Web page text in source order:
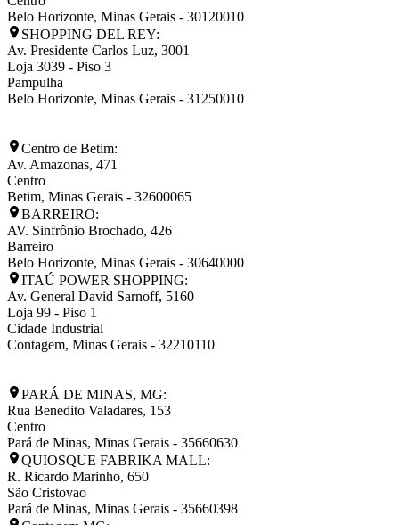
Belo Horizonte, Minas Gerais - 30120010
SHOPPING DEL REY:
Av. Presidente Carlos Luz, 3001
Loja 3039 - Piso 3
Pampulha
Belo Horizonte, Minas Gerais - 31250010
Centro de Betim:
Av. Amazonas, 471
Centro
Betim, Minas Gerais - 32600065
BARREIRO:
AV. Sinfrônio Brochado, 426
Barreiro
Belo Horizonte, Minas Gerais - 30640000
ITAÚ POWER SHOPPING:
Av. General David Sarnoff, 5160
Loja 99 - Piso 1
Cidade Industrial
Contagem, Minas Gerais - 32210110
PARÁ DE MINAS, MG:
Rua Benedito Valadares, 153
Centro
Pará de Minas, Minas Gerais - 35660630
QUIOSQUE FABRIKA MALL:
R. Ricardo Marinho, 650
São Cristovao
Pará de Minas, Minas Gerais - 35660398